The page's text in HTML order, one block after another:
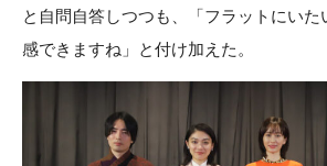
と自問自答しつつも、「フラットにい
感できますね」と付け加えた。